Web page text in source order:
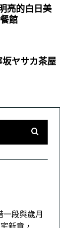
亮的白日美
館
ヤサカ茶屋
一段與歲月